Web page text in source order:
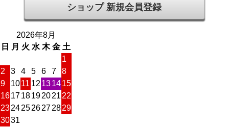
ショップ 新規会員登録
2026年8月
日
月 火 水 木 金 土
1
2
3 4 5 6 7
8
9
1011 12 131415
161718192021 22
23242526272829
3031